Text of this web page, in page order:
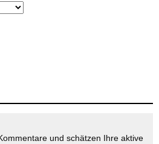
und schätzen Ihre aktive